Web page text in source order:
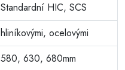
Standardní HIC, SCS
hliníkovými, ocelovými
580, 630, 680mm